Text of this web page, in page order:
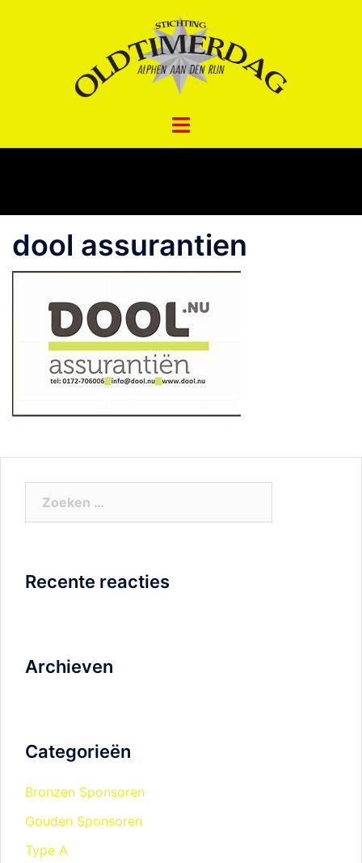
dool assurantien
Recente reacties
Archieven
Categorieën
Bronzen Sponsoren
Gouden Sponsoren
Type A